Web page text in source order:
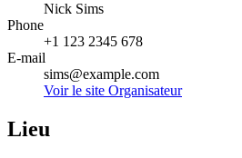
Nick Sims
Phone
+1 123 2345 678
E-mail
sims@example.com
Voir le site Organisateur
Lieu